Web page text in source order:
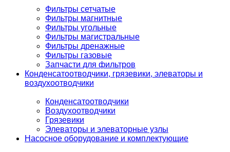
Фильтры сетчатые
Фильтры магнитные
Фильтры угольные
Фильтры магистральные
Фильтры дренажные
Фильтры газовые
Запчасти для фильтров
Конденсатоотводчики, грязевики, элеваторы и
воздухоотводчики
Конденсатоотводчики
Воздухоотводчики
Грязевики
Элеваторы и элеваторные узлы
Насосное оборудование и комплектующие